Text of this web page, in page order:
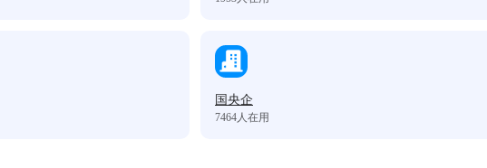
国央企
7464人在用